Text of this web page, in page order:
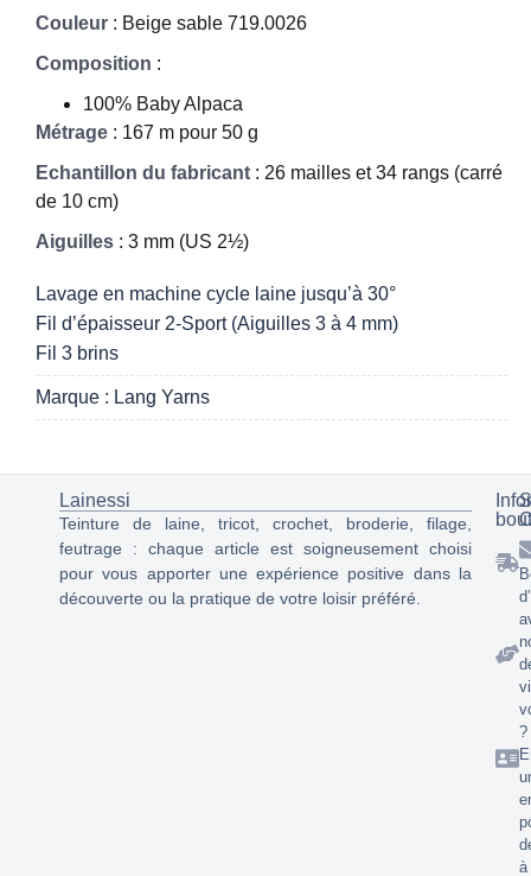
Couleur : Beige sable 719.0026
Composition :
100% Baby Alpaca
Métrage : 167 m pour 50 g
Echantillon du fabricant : 26 mailles et 34 rangs (carré
de 10 cm)
Aiguilles : 3 mm (US 2½)
Lavage en machine cycle laine jusqu’à 30°
Fil d’épaisseur 2-Sport (Aiguilles 3 à 4 mm)
Fil 3 brins
Marque : Lang Yarns
Lainessi
Teinture de laine, tricot, crochet, broderie, filage,
feutrage : chaque article est soigneusement choisi
pour vous apporter une expérience positive dans la
découverte ou la pratique de votre loisir préféré.
?
à